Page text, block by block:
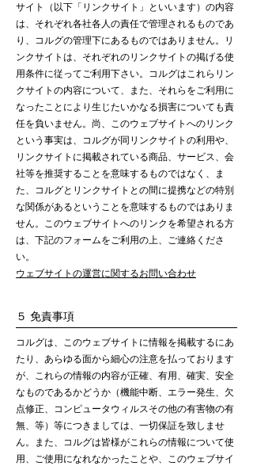
サイト（以下「リンクサイト」といいます）の内容
は、それぞれ各社各人の責任で管理されるものであ
り、コルグの管理下にあるものではありません。リ
ンクサイトは、それぞれのリンクサイトの掲げる使
用条件に従ってご利用下さい。コルグはこれらリン
クサイトの内容について、また、それらをご利用に
なったことにより生じたいかなる損害についても責
任を負いません。尚、このウェブサイトへのリンク
という事実は、コルグが同リンクサイトの利用や、
リンクサイトに掲載されている商品、サービス、会
社等を推奨することを意味するものではなく、ま
た、コルグとリンクサイトとの間に提携などの特別
な関係があるということを意味するものではありま
せん。このウェブサイトへのリンクを希望される方
は、下記のフォームをご利用の上、ご連絡くださ
い。
ウェブサイトの運営に関するお問い合わせ
５ 免責事項
コルグは、このウェブサイトに情報を掲載するにあ
たり、あらゆる面から細心の注意を払っております
が、これらの情報の内容が正確、有用、確実、安全
なものであるかどうか（機能中断、エラー発生、欠
点修正、コンピュータウィルスその他の有害物の有
無、等）等につきましては、一切保証を致しませ
ん。また、コルグは皆様がこれらの情報について使
用、ご使用になれなかったことや、このウェブサイ